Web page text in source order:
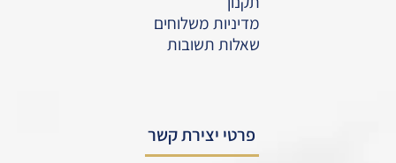
מדיניות משלוחים
שאלות תשובות
פרטי יצירת קשר